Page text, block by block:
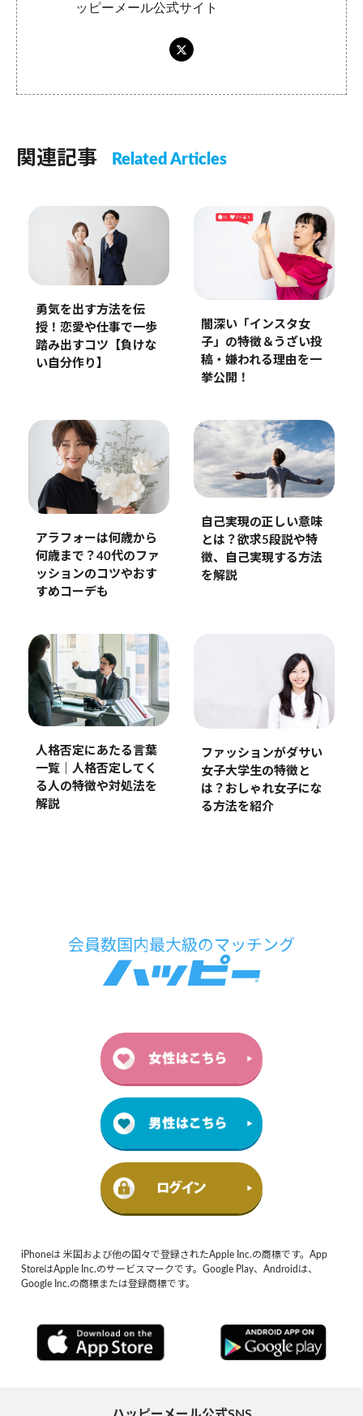
ッピーメール公式サイト
関連記事 Related Articles
勇気を出す方法を伝
授！恋愛や仕事で一歩
踏み出すコツ【負けな
い自分作り】
闇深い「インスタ女
子」の特徴＆うざい投
稿・嫌われる理由を一
挙公開！
アラフォーは何歳から
何歳まで？40代のファ
ッションのコツやおす
すめコーデも
自己実現の正しい意味
とは？欲求5段説や特
徴、自己実現する方法
を解説
人格否定にあたる言葉
一覧｜人格否定してく
る人の特徴や対処法を
解説
ファッションがダサい
女子大学生の特徴と
は？おしゃれ女子にな
る方法を紹介
iPhoneは 米国および他の国々で登録されたApple Inc.の商標です。App
StoreはApple Inc.のサービスマークです。Google Play、Androidは、
Google Inc.の商標または登録商標です。